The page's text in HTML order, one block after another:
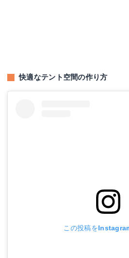
快適なテント空間の作り方
この投稿を